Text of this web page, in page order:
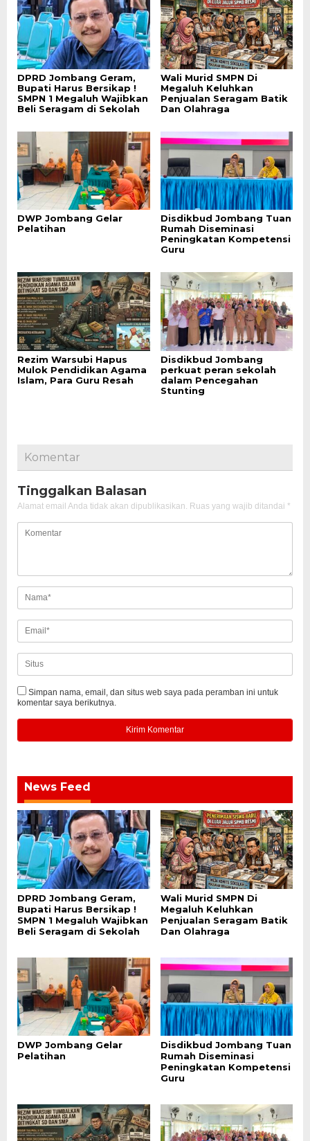
DPRD Jombang Geram,
Bupati Harus Bersikap !
SMPN 1 Megaluh Wajibkan
Beli Seragam di Sekolah
Wali Murid SMPN Di
Megaluh Keluhkan
Penjualan Seragam Batik
Dan Olahraga
DWP Jombang Gelar
Pelatihan
Disdikbud Jombang Tuan
Rumah Diseminasi
Peningkatan Kompetensi
Guru
Rezim Warsubi Hapus
Mulok Pendidikan Agama
Islam, Para Guru Resah
Disdikbud Jombang
perkuat peran sekolah
dalam Pencegahan
Stunting
Komentar
Tinggalkan Balasan
Alamat email Anda tidak akan dipublikasikan. Ruas yang wajib ditandai *
Simpan nama, email, dan situs web saya pada peramban ini untuk
komentar saya berikutnya.
News Feed
DPRD Jombang Geram,
Bupati Harus Bersikap !
SMPN 1 Megaluh Wajibkan
Beli Seragam di Sekolah
Wali Murid SMPN Di
Megaluh Keluhkan
Penjualan Seragam Batik
Dan Olahraga
DWP Jombang Gelar
Pelatihan
Disdikbud Jombang Tuan
Rumah Diseminasi
Peningkatan Kompetensi
Guru